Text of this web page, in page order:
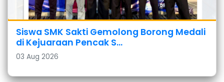
Siswa SMK Sakti Gemolong Borong Medali
di Kejuaraan Pencak S...
03 Aug 2026